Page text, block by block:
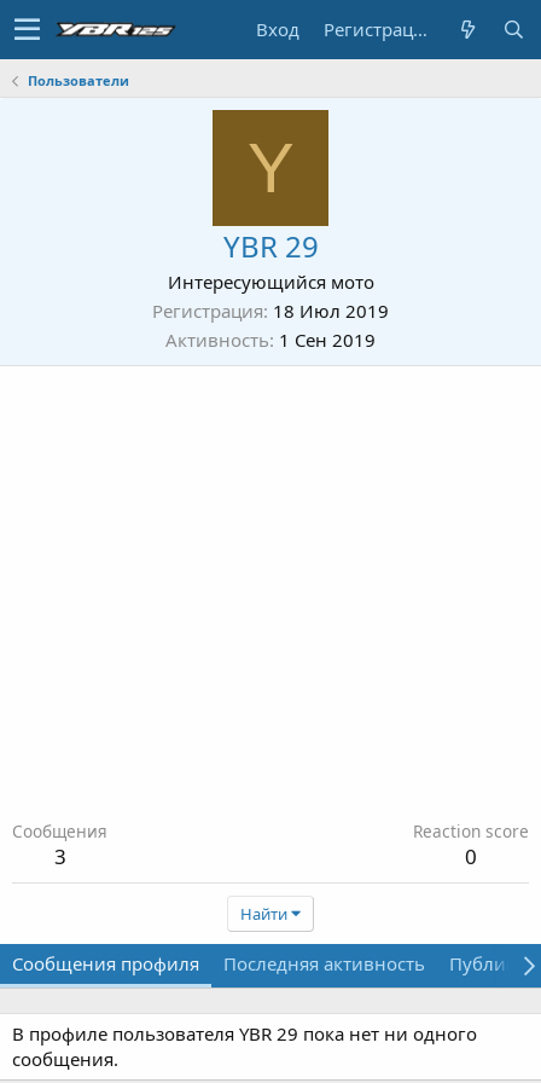
Вход Регистрация
Пользователи
Y
YBR 29
Интересующийся мото
Регистрация 18 Июл 2019
Активность 1 Сен 2019
Сообщения
3
Reaction score
0
Найти
Сообщения профиля Последняя активность
В профиле пользователя YBR 29 пока нет ни одного
сообщения.